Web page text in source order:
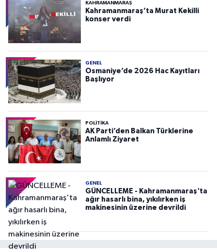
KAHRAMANMARAŞ
Kahramanmaraş’ta Murat Kekilli
konser verdi
GENEL
Osmaniye’de 2026 Hac Kayıtları
Başlıyor
POLITIKA
AK Parti’den Balkan Türklerine
Anlamlı Ziyaret
GENEL
GÜNCELLEME - Kahramanmaraş'ta
ağır hasarlı bina, yıkılırken iş
makinesinin üzerine devrildi